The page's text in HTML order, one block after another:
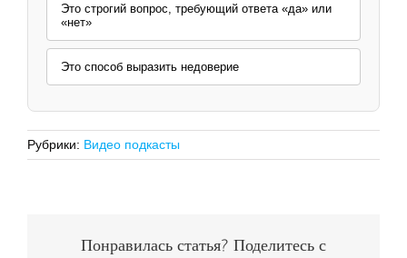
Это строгий вопрос, требующий ответа «да» или
«нет»
Это способ выразить недоверие
Рубрики: Видео подкасты
Понравилась статья? Поделитесь с